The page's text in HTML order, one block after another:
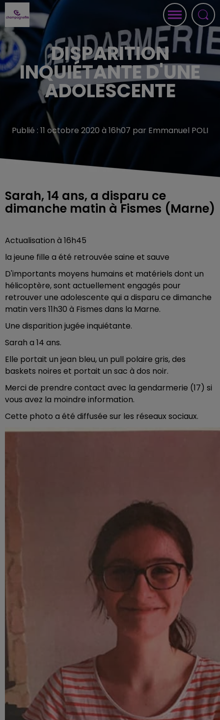
DISPARITION
INQUIÉTANTE D'UNE
ADOLESCENTE
Publié : 11 octobre 2020 à 16h07 par Emmanuel POLI
Sarah, 14 ans, a disparu ce
dimanche matin à Fismes (Marne)
Actualisation à 16h45
la jeune fille a été retrouvée saine et sauve
D'importants moyens humains et matériels dont un
hélicoptère, sont actuellement engagés pour
retrouver une adolescente qui a disparu ce dimanche
matin vers 11h30 à Fismes dans la Marne.
Une disparition jugée inquiétante.
Sarah a 14 ans.
Elle portait un jean bleu, un pull polaire gris, des
baskets noires et portait un sac à dos noir.
Merci de prendre contact avec la gendarmerie (17) si
vous avez la moindre information.
Cette photo a été diffusée sur les réseaux sociaux.